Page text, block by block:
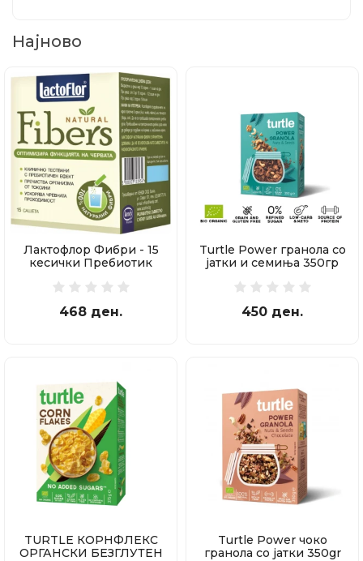
Најново
Лактофлор Фибри - 15
кесички Пребиотик
468 ден.
Turtle Power гранола со
јатки и семиња 350гр
450 ден.
TURTLE КОРНФЛЕКС
ОРГАНСКИ БЕЗГЛУТЕН
Turtle Power чоко
гранола со јатки 350gr